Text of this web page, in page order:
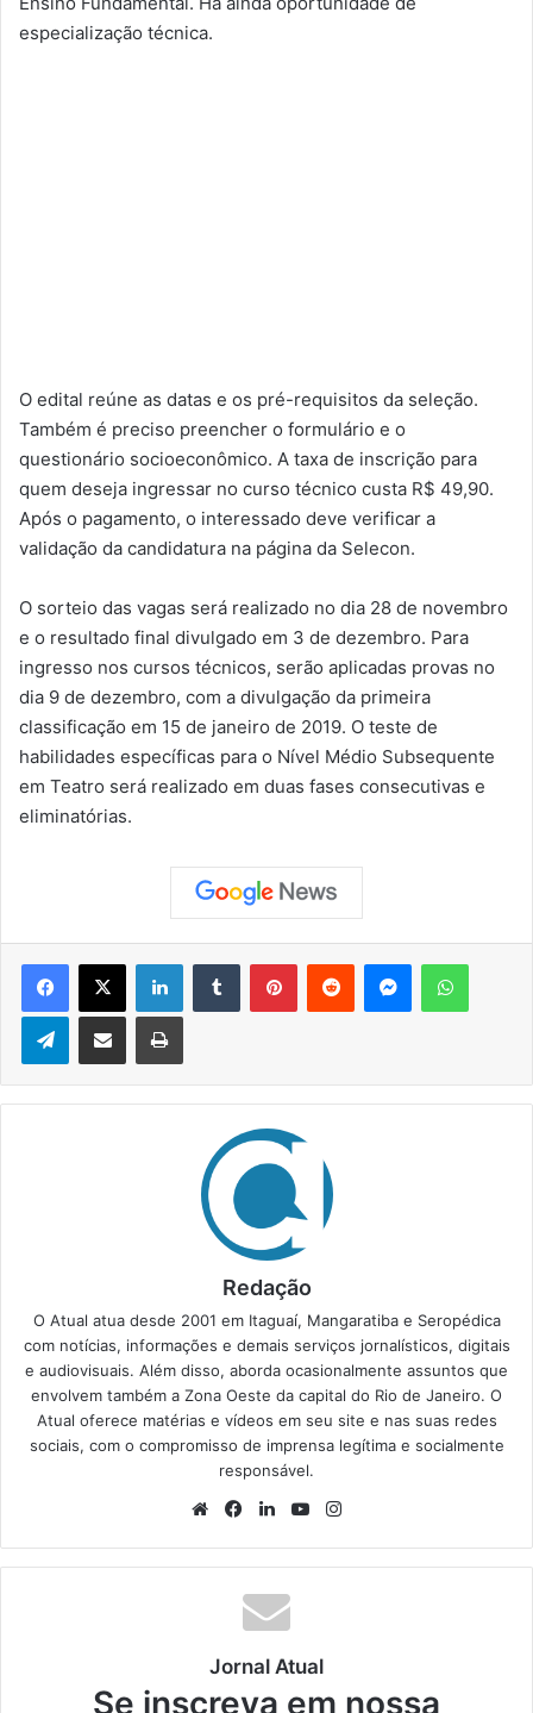
especialização técnica.
O edital reúne as datas e os pré-requisitos da seleção.
Também é preciso preencher o formulário e o
questionário socioeconômico. A taxa de inscrição para
quem deseja ingressar no curso técnico custa R$ 49,90.
Após o pagamento, o interessado deve verificar a
validação da candidatura na página da Selecon.
O sorteio das vagas será realizado no dia 28 de novembro
e o resultado final divulgado em 3 de dezembro. Para
ingresso nos cursos técnicos, serão aplicadas provas no
dia 9 de dezembro, com a divulgação da primeira
classificação em 15 de janeiro de 2019. O teste de
habilidades específicas para o Nível Médio Subsequente
em Teatro será realizado em duas fases consecutivas e
eliminatórias.
Telegram
Redação
O Atual atua desde 2001 em Itaguaí, Mangaratiba e Seropédica
com notícias, informações e demais serviços jornalísticos, digitais
e audiovisuais. Além disso, aborda ocasionalmente assuntos que
envolvem também a Zona Oeste da capital do Rio de Janeiro. O
Atual oferece matérias e vídeos em seu site e nas suas redes
sociais, com o compromisso de imprensa legítima e socialmente
responsável.
We
te
Fa
bo
ok
Lin
din
Yo
ub
ra
Jornal Atual
Se inscreva em nossa